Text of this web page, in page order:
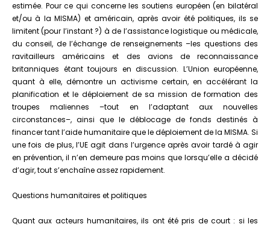
estimée. Pour ce qui concerne les soutiens européen (en bilatéral
et/ou à la MISMA) et américain, après avoir été politiques, ils se
limitent (pour l’instant ?) à de l’assistance logistique ou médicale,
du conseil, de l’échange de renseignements –les questions des
ravitailleurs américains et des avions de reconnaissance
britanniques étant toujours en discussion. L’Union européenne,
quant à elle, démontre un activisme certain, en accélérant la
planification et le déploiement de sa mission de formation des
troupes maliennes –tout en l’adaptant aux nouvelles
circonstances–, ainsi que le déblocage de fonds destinés à
financer tant l’aide humanitaire que le déploiement de la MISMA. Si
une fois de plus, l’UE agit dans l’urgence après avoir tardé à agir
en prévention, il n’en demeure pas moins que lorsqu’elle a décidé
d’agir, tout s’enchaîne assez rapidement.
Questions humanitaires et politiques
Quant aux acteurs humanitaires, ils ont été pris de court : si les